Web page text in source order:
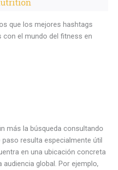
que los mejores hashtags
el mundo del fitness en
más la búsqueda consultando
resulta especialmente útil
en una ubicación concreta
global. Por ejemplo,